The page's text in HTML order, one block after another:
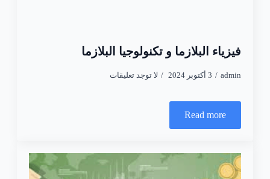
فيزياء البلازما و تكنولوجيا البلازما
admin 3 أكتوبر 2024 لا توجد تعليقات
Read more